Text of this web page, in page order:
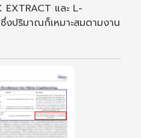
EXTRACT และ L-
งปริมาณก็เหมาะสมตามงาน